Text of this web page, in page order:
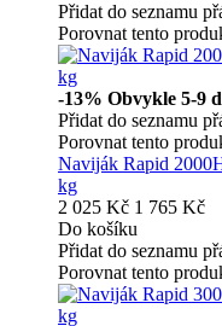
Přidat do seznamu
Porovnat tento
-13% Obvykle 5-9
Přidat do seznamu
Porovnat tento
Naviják Rapid
kg
2 025 Kč 1 765 Kč
Do košíku
Přidat do seznamu
Porovnat tento